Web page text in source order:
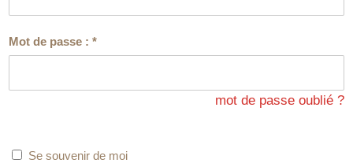
Mot de passe :*
mot de passe oublié ?
Se souvenir de moi